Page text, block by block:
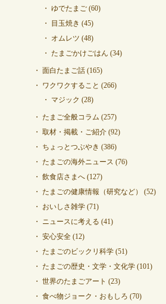
ゆでたまご(60)
目玉焼き (45)
オムレツ (48)
たまごかけごはん (34)
面白たまご話(165)
ワクワクすること (266)
マジック (28)
たまご全般コラム (257)
取材・掲載・ご紹介(92)
ちょっとつぶやき (386)
たまごの海外ニュース (76)
飲食店さまへ(127)
たまごの健康情報（研究など）
(52)
おいしさ雑学(71)
ニュースに考える (41)
安心安全(12)
たまごのビックリ科学(51)
たまごの歴史・文学・文化学(101)
世界のたまごアート (23)
食べ物ジョーク・おもしろ (70)